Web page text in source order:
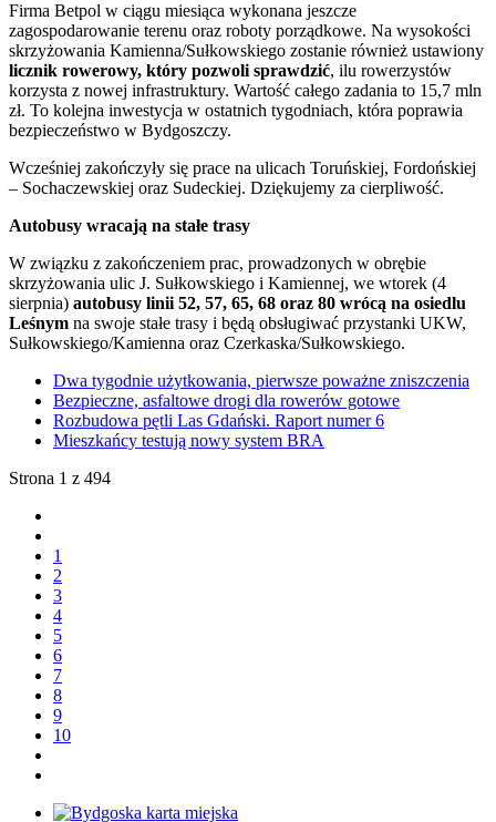
Firma Betpol w ciągu miesiąca wykonana jeszcze
zagospodarowanie terenu oraz roboty porządkowe. Na wysokości
skrzyżowania Kamienna/Sułkowskiego zostanie również ustawiony
licznik rowerowy, który pozwoli sprawdzić, ilu rowerzystów
korzysta z nowej infrastruktury. Wartość całego zadania to 15,7 mln
zł. To kolejna inwestycja w ostatnich tygodniach, która poprawia
bezpieczeństwo w Bydgoszczy.
Wcześniej zakończyły się prace na ulicach Toruńskiej, Fordońskiej
– Sochaczewskiej oraz Sudeckiej. Dziękujemy za cierpliwość.
Autobusy wracają na stałe trasy
W związku z zakończeniem prac, prowadzonych w obrębie
skrzyżowania ulic J. Sułkowskiego i Kamiennej, we wtorek (4
sierpnia) autobusy linii 52, 57, 65, 68 oraz 80 wrócą na osiedlu
Leśnym na swoje stałe trasy i będą obsługiwać przystanki UKW,
Sułkowskiego/Kamienna oraz Czerkaska/Sułkowskiego.
Dwa tygodnie użytkowania, pierwsze poważne zniszczenia
Bezpieczne, asfaltowe drogi dla rowerów gotowe
Rozbudowa pętli Las Gdański. Raport numer 6
Mieszkańcy testują nowy system BRA
Strona 1 z 494
1
2
3
4
5
6
7
8
9
10